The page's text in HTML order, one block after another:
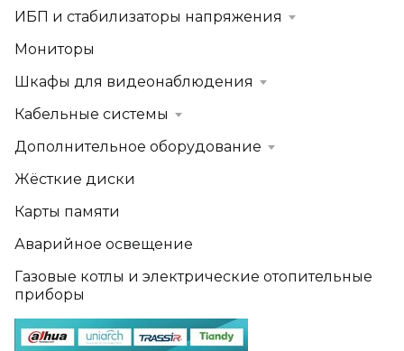
ИБП и стабилизаторы напряжения
Мониторы
Шкафы для видеонаблюдения
Кабельные системы
Дополнительное оборудование
Жёсткие диски
Карты памяти
Аварийное освещение
Газовые котлы и электрические отопительные
приборы